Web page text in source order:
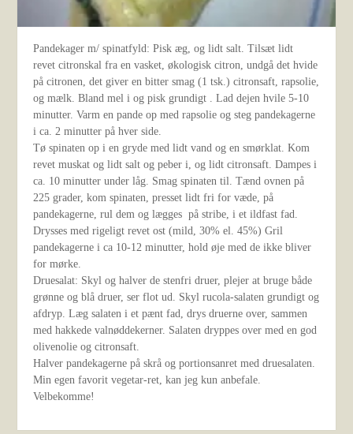
Pandekager m/ spinatfyld: Pisk æg, og lidt salt. Tilsæt lidt
revet citronskal fra en vasket, økologisk citron, undgå det hvide
på citronen, det giver en bitter smag (1 tsk.) citronsaft, rapsolie,
og mælk. Bland mel i og pisk grundigt . Lad dejen hvile 5-10
minutter. Varm en pande op med rapsolie og steg pandekagerne
i ca. 2 minutter på hver side.
Tø spinaten op i en gryde med lidt vand og en smørklat. Kom
revet muskat og lidt salt og peber i, og lidt citronsaft. Dampes i
ca. 10 minutter under låg. Smag spinaten til. Tænd ovnen på
225 grader, kom spinaten, presset lidt fri for væde, på
pandekagerne, rul dem og lægges på stribe, i et ildfast fad.
Drysses med rigeligt revet ost (mild, 30% el. 45%) Gril
pandekagerne i ca 10-12 minutter, hold øje med de ikke bliver
for mørke.
Druesalat: Skyl og halver de stenfri druer, plejer at bruge både
grønne og blå druer, ser flot ud. Skyl rucola-salaten grundigt og
afdryp. Læg salaten i et pænt fad, drys druerne over, sammen
med hakkede valnøddekerner. Salaten dryppes over med en god
olivenolie og citronsaft.
Halver pandekagerne på skrå og portionsanret med druesalaten.
Min egen favorit vegetar-ret, kan jeg kun anbefale.
Velbekomme!